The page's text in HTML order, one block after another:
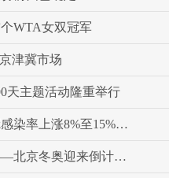
WTA女双冠军
津冀市场
天主题活动隆重举行
俄官员：俄罗斯各联邦管区新冠感染率上涨8%至15%不等
长卷｜携手同行，一起向未来——北京冬奥迎来倒计时百天